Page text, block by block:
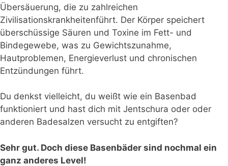
Übersäuerung, die zu zahlreichen
Zivilisationskrankheitenführt. Der Körper speichert
überschüssige Säuren und Toxine im Fett- und
Bindegewebe, was zu Gewichtszunahme,
Hautproblemen, Energieverlust und chronischen
Entzündungen führt.
Du denkst vielleicht, du weißt wie ein Basenbad
funktioniert und hast dich mit Jentschura oder oder
anderen Badesalzen versucht zu entgiften?
Sehr gut. Doch diese Basenbäder sind nochmal ein
ganz anderes Level!